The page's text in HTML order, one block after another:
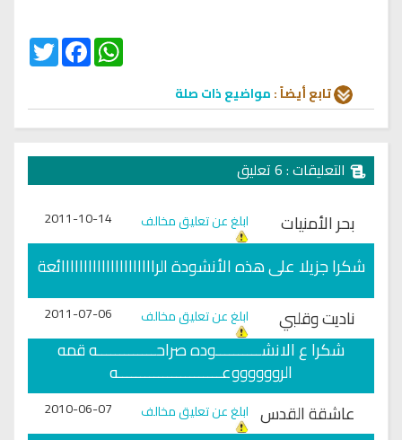
Twitter
FacebookWhatsApp
تابع أيضاً :مواضيع ذات صلة
التعليقات : 6 تعليق
بحر الأمنيات ابلغ عن تعليق مخالف 2011-10-14
شكرا جزيلا على هذه الأنشودة الرااااااااااااااااااااائعة
ناديت وقلبي
ابلغ عن تعليق مخالف 2011-07-06
شكرا ع الانشــــــــــوده صراحـــــــــــــه قمه
الرووووووعـــــــــــــــــــــــه
عاشقة القدس ابلغ عن تعليق مخالف 2010-06-07